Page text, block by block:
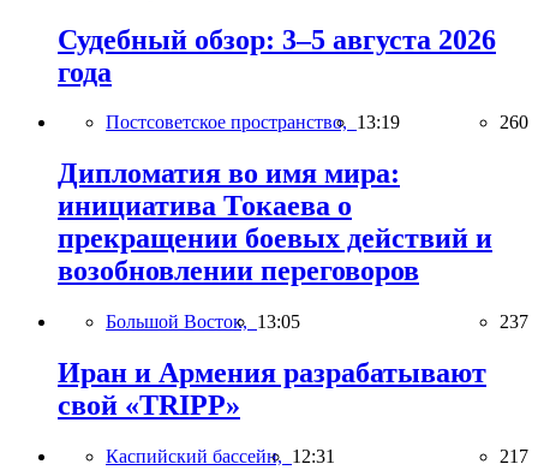
Судебный обзор: 3–5 августа 2026
года
Постсоветское пространство, 13:19 260
Дипломатия во имя мира:
инициатива Токаева о
прекращении боевых действий и
возобновлении переговоров
Большой Восток, 13:05 237
Иран и Армения разрабатывают
свой «TRIPP»
Каспийский бассейн, 12:31 217